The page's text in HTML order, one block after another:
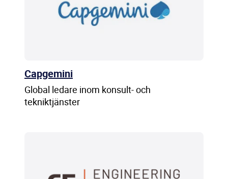
Capgemini
Global ledare inom konsult- och
tekniktjänster